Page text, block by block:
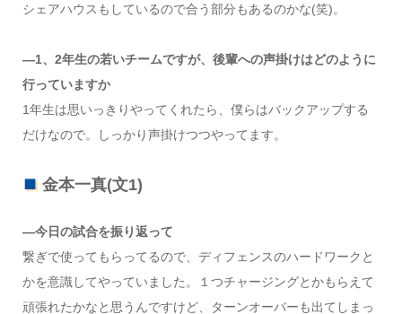
シェアハウスもしているので合う部分もあるのかな(笑)。
―1、2年生の若いチームですが、後輩への声掛けはどのように
行っていますか
1年生は思いっきりやってくれたら、僕らはバックアップする
だけなので。しっかり声掛けつつやってます。
金本一真(文1)
―今日の試合を振り返って
繋ぎで使ってもらってるので、ディフェンスのハードワークと
かを意識してやっていました。１つチャージングとかもらえて
頑張れたかなと思うんですけど、ターンオーバーも出てしまっ